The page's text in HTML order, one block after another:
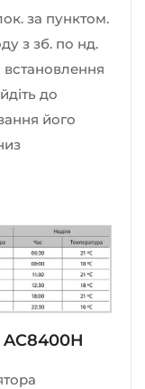
за пунктом.
з зб. по нд.
до
його